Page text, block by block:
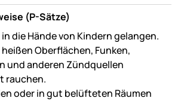
(P-Sätze)
die Hände von Kindern gelangen.
Oberflächen, Funken,
und anderen Zündquellen
rauchen.
oder in gut belüfteten Räumen